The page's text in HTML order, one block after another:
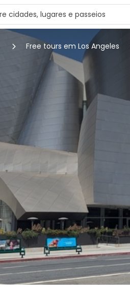
Free tours em Los Angeles